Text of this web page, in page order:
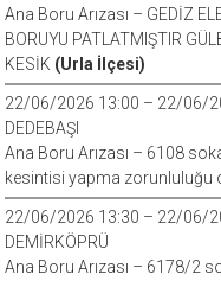
Ana Boru Arızası – GEDİZ
BORUYU PATLATMIŞTIR
KESİK (Urla İlçesi)
22/06/2026 13:00 – 22/06/
DEDEBAŞI
Ana Boru Arızası – 6108
kesintisi yapma zorunluluğu
22/06/2026 13:30 – 22/06/
DEMİRKÖPRÜ
Ana Boru Arızası – 6178/2